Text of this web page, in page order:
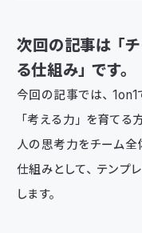
次回の記事は「
る仕組み」です。
今回の記事では、
「考える力」を育てる
人の思考力をチーム
仕組みとして、テンプ
します。